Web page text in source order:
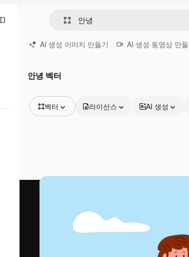
AI 생성 이미지 만들기 AI 생성 동영상 만
안녕 벡터
벡터
동영상
라이선스 AI 생성
최고의 결과물을 이끌어내는 크리에
플랫폼. 크리에이터, 엔터프라이즈,